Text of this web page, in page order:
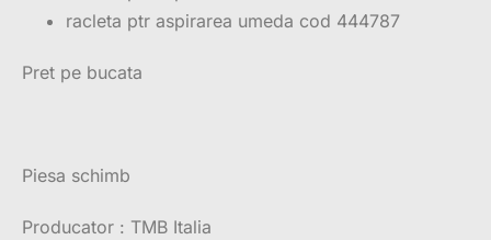
racleta ptr aspirarea umeda cod 444787
Pret pe bucata
Piesa schimb
Producator : TMB Italia